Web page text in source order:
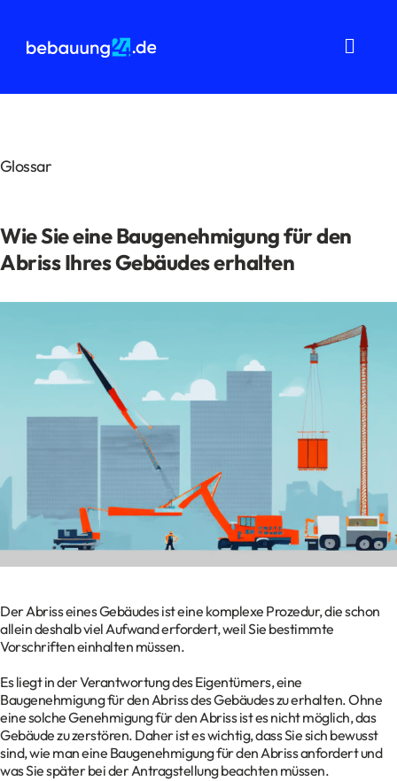
springen
Bauantrag
FAQ
Impressum
Glossar
Glossar
Wie Sie eine Baugenehmigung für den
Abriss Ihres Gebäudes erhalten
Der Abriss eines Gebäudes ist eine komplexe Prozedur, die schon
allein deshalb viel Aufwand erfordert, weil Sie bestimmte
Vorschriften einhalten müssen.
Es liegt in der Verantwortung des Eigentümers, eine
Baugenehmigung für den Abriss des Gebäudes zu erhalten. Ohne
eine solche Genehmigung für den Abriss ist es nicht möglich, das
Gebäude zu zerstören. Daher ist es wichtig, dass Sie sich bewusst
sind, wie man eine Baugenehmigung für den Abriss anfordert und
was Sie später bei der Antragstellung beachten müssen.